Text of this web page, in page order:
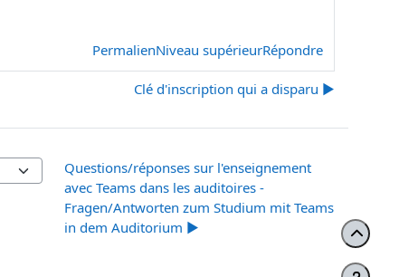
PermalienNiveau supérieurRépondre
Clé d'inscription qui a disparu ▶︎
Questions/réponses sur l'enseignement
avec Teams dans les auditoires -
Fragen/Antworten zum Studium mit Teams
in dem Auditorium ▶︎